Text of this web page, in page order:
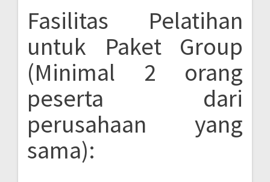
Fasilitas Pelatihan
untuk Paket Group
(Minimal 2 orang
peserta dari
perusahaan yang
sama):